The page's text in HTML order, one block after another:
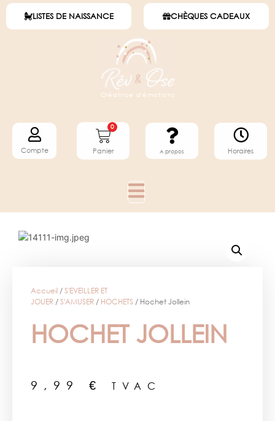
LISTES DE NAISSANCE CHÈQUES CADEAUX
Créatrice d'émotions
Compte
0
Panier A propos Horaires
Accueil /S'EVEILLER ET
JOUER /S'AMUSER / HOCHETS / Hochet Jollein
HOCHET JOLLEIN
9,99 € TVAC